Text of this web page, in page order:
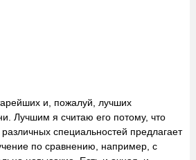
и, пожалуй, лучших
Лучшим я считаю его потому, что
специальностей предлагает
по сравнению, например, с